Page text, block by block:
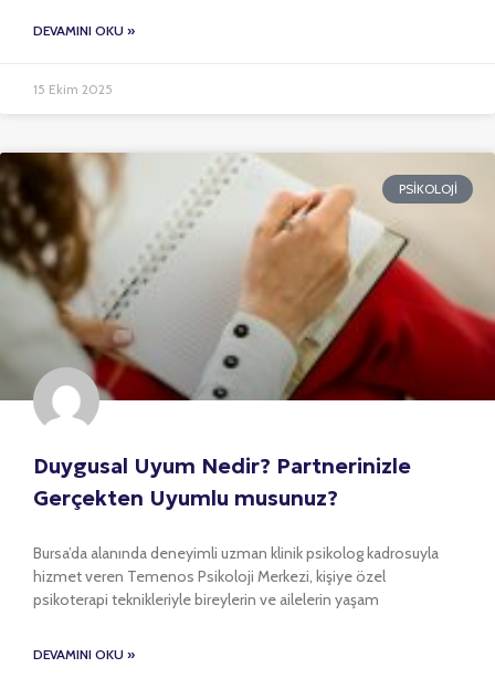
DEVAMINI OKU »
15 Ekim 2025
PSIKOLOJI
Duygusal Uyum Nedir? Partnerinizle
Gerçekten Uyumlu musunuz?
Bursa’da alanında deneyimli uzman klinik psikolog kadrosuyla
hizmet veren Temenos Psikoloji Merkezi, kişiye özel
psikoterapi teknikleriyle bireylerin ve ailelerin yaşam
DEVAMINI OKU »